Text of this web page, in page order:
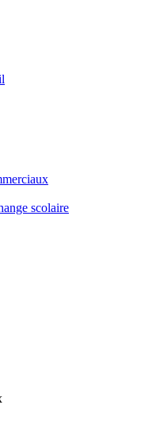
scolaire